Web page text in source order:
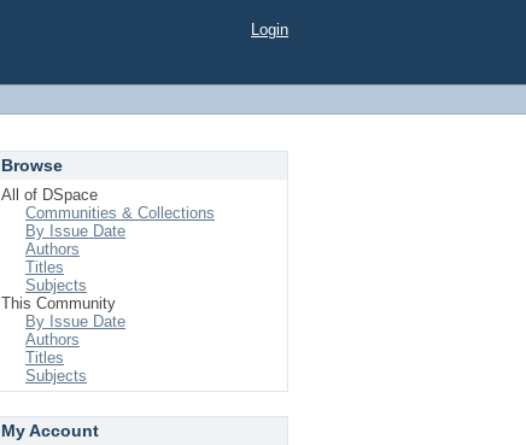
Login
Browse
All of DSpace
Communities & Collections
By Issue Date
Authors
Titles
Subjects
This Community
By Issue Date
Authors
Titles
Subjects
My Account